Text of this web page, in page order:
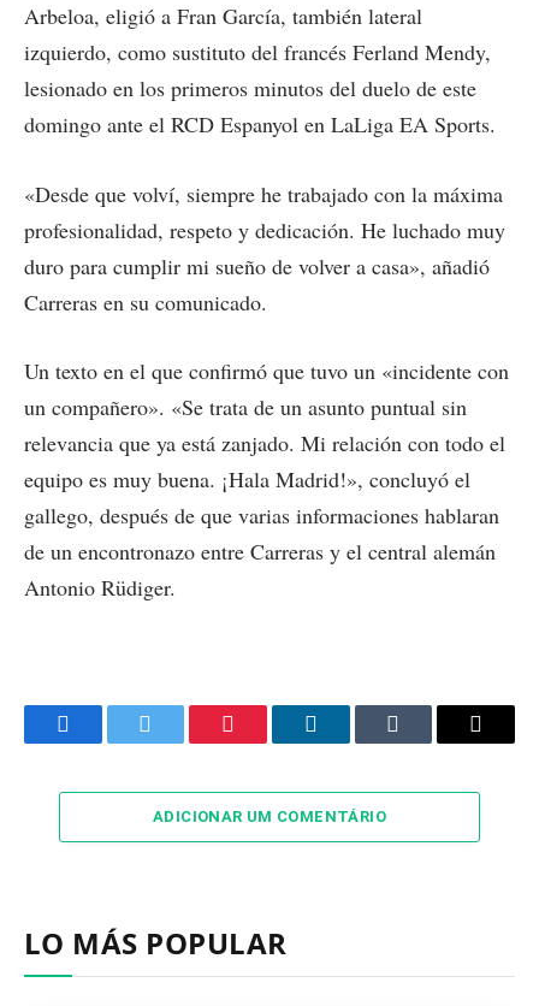
Arbeloa, eligió a Fran García, también lateral
izquierdo, como sustituto del francés Ferland Mendy,
lesionado en los primeros minutos del duelo de este
domingo ante el RCD Espanyol en LaLiga EA Sports.
«Desde que volví, siempre he trabajado con la máxima
profesionalidad, respeto y dedicación. He luchado muy
duro para cumplir mi sueño de volver a casa», añadió
Carreras en su comunicado.
Un texto en el que confirmó que tuvo un «incidente con
un compañero». «Se trata de un asunto puntual sin
relevancia que ya está zanjado. Mi relación con todo el
equipo es muy buena. ¡Hala Madrid!», concluyó el
gallego, después de que varias informaciones hablaran
de un encontronazo entre Carreras y el central alemán
Antonio Rüdiger.
FacebookTwitter Pinterest LinkedInTumblr Email
ADICIONAR UM COMENTÁRIO
LO MÁS POPULAR